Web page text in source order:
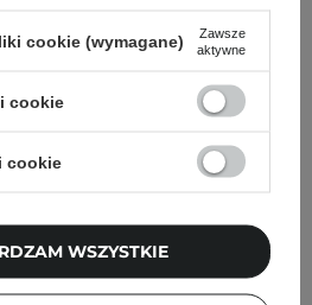
Collagen Mask - Kojąca
cookie (wymagane)
Zawsze
aktywne
cookie
cookie
WSZYSTKIE